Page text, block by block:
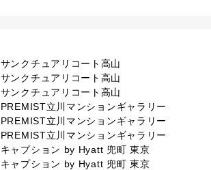
サンクチュアリコート高山
サンクチュアリコート高山
サンクチュアリコート高山
PREMIST立川マンションギャラリー
PREMIST立川マンションギャラリー
PREMIST立川マンションギャラリー
キャプション by Hyatt 兜町 東京
キャプション by Hyatt 兜町 東京